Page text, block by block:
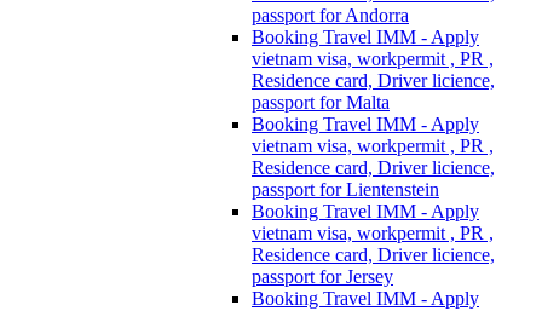
passport for Andorra
Booking Travel IMM - Apply
vietnam visa, workpermit , PR ,
Residence card, Driver licience,
passport for Malta
Booking Travel IMM - Apply
vietnam visa, workpermit , PR ,
Residence card, Driver licience,
passport for Lientenstein
Booking Travel IMM - Apply
vietnam visa, workpermit , PR ,
Residence card, Driver licience,
passport for Jersey
Booking Travel IMM - Apply